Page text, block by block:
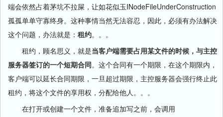
端会依然占着茅坑不拉屎，让如花似玉INodeFileUnderConstruction
孤孤单单守寡终身。这种事情当然无法容忍，因此，必须有办法解决
这个问题，办法就是： 租约。。。
租约，顾名思义，就是当客户端需要占用某文件的时候，与主控
服务器签订的一个短期合同。这个合同有一个期限，在这个期限内，
客户端可以延长合同期限，一旦超过期限，主控服务器会强行终止此
租约，将这个文件的享用权，分配给他人。。。
在打开或创建一个文件，准备追加写之前，会调用